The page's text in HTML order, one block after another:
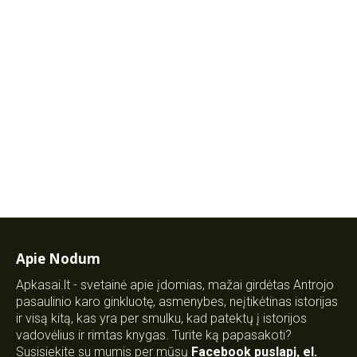
Apie Nodum
Apkasai.lt - svetainė apie įdomias, mažai girdėtas Antrojo
pasaulinio karo ginkluotę, asmenybes, neįtikėtinas istorijas
ir visą kitą, kas yra per smulku, kad patektų į istorijos
vadovėlius ir rimtas knygas. Turite ką papasakoti?
Susisiekite su mumis per mūsų Facebook puslapį, el.